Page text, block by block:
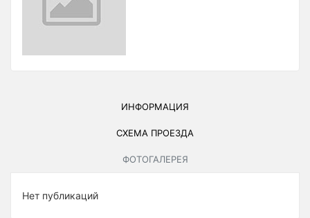
ИНФОРМАЦИЯ
СХЕМА ПРОЕЗДА
ФОТОГАЛЕРЕЯ
Нет публикаций